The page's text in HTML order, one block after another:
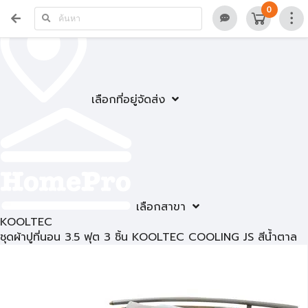
เลือกที่อยู่จัดส่ง
เลือกสาขา
0
KOOLTEC
ชุดผ้าปูที่นอน 3.5 ฟุต 3 ชิ้น KOOLTEC COOLING JS สีน้ำตาล